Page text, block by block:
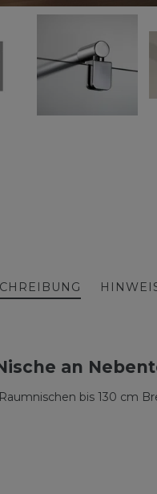
an
bis 130 cm